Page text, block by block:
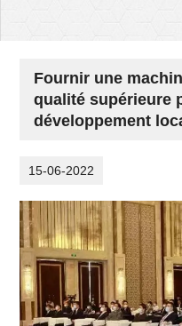
Fournir une
qualité supérieure
développement
15-06-2022